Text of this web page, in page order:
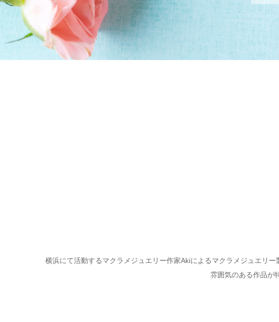
横浜にて活動するマクラメジュエリー作家Akiによるマクラメジュエリ
雰囲気のある作品が